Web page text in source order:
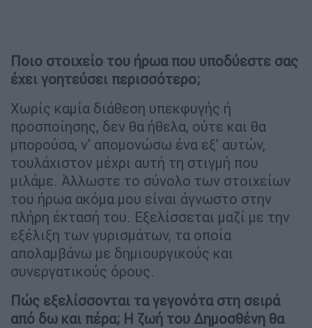
Ποιο στοιχείο του ήρωα που υποδύεστε σας
έχει γοητεύσει περισσότερο;
Χωρίς καμία διάθεση υπεκφυγής ή
προσποίησης, δεν θα ήθελα, ούτε και θα
μπορούσα, ν' απομονώσω ένα εξ' αυτών,
τουλάχιστον μέχρι αυτή τη στιγμή που
μιλάμε. Άλλωστε το σύνολο των στοιχείων
του ήρωα ακόμα μου είναι άγνωστο στην
πλήρη έκτασή του. Εξελίσσεται μαζί με την
εξέλιξη των γυρισμάτων, τα οποία
απολαμβάνω με δημιουργικούς και
συνεργατικούς όρους.
Πώς εξελίσσονται τα γεγονότα στη σειρά
από δω και πέρα; Η ζωή του Δημοσθένη θα